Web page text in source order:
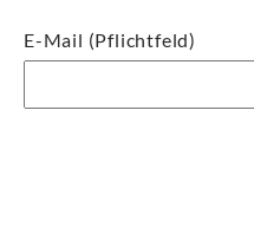
E-Mail (Pflichtfeld)